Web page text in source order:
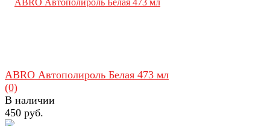
ABRO Автополироль Белая 473 мл
(0)
В наличии
450 руб.